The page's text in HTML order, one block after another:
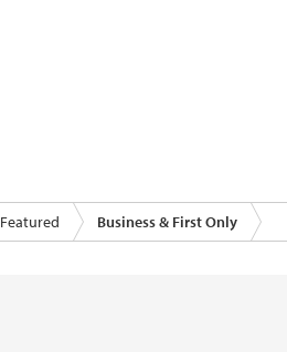
Featured Business & First Only